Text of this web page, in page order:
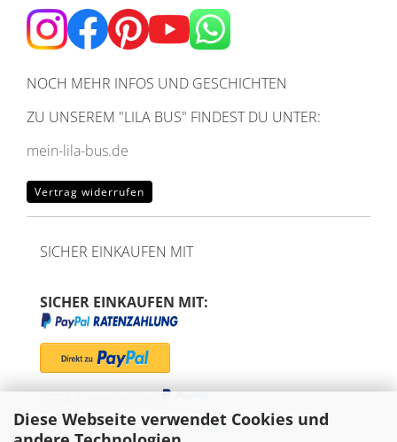
Diese Webseite verwendet Cookies und
NOCH MEHR INFOS UND GESCHICHTEN
ZU UNSEREM "LILA BUS" FINDEST DU UNTER:
mein-lila-bus.de
Vertrag widerrufen
SICHER EINKAUFEN MIT
SICHER EINKAUFEN MIT:
"Später bezahlen" via